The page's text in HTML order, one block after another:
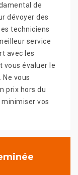
de
dévoyer des
techniciens
service
avec les
vous évaluer le
vous
prix hors du
vos